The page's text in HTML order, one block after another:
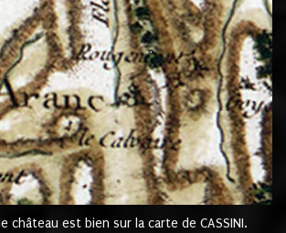
le château est bien sur la carte de CASSINI.